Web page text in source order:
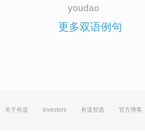
youdao
更多双语例句
关于有道 Investors 有道智选 官方博客